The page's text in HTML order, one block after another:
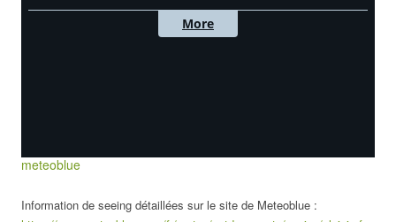
meteoblue
Information de seeing détaillées sur le site de Meteoblue :